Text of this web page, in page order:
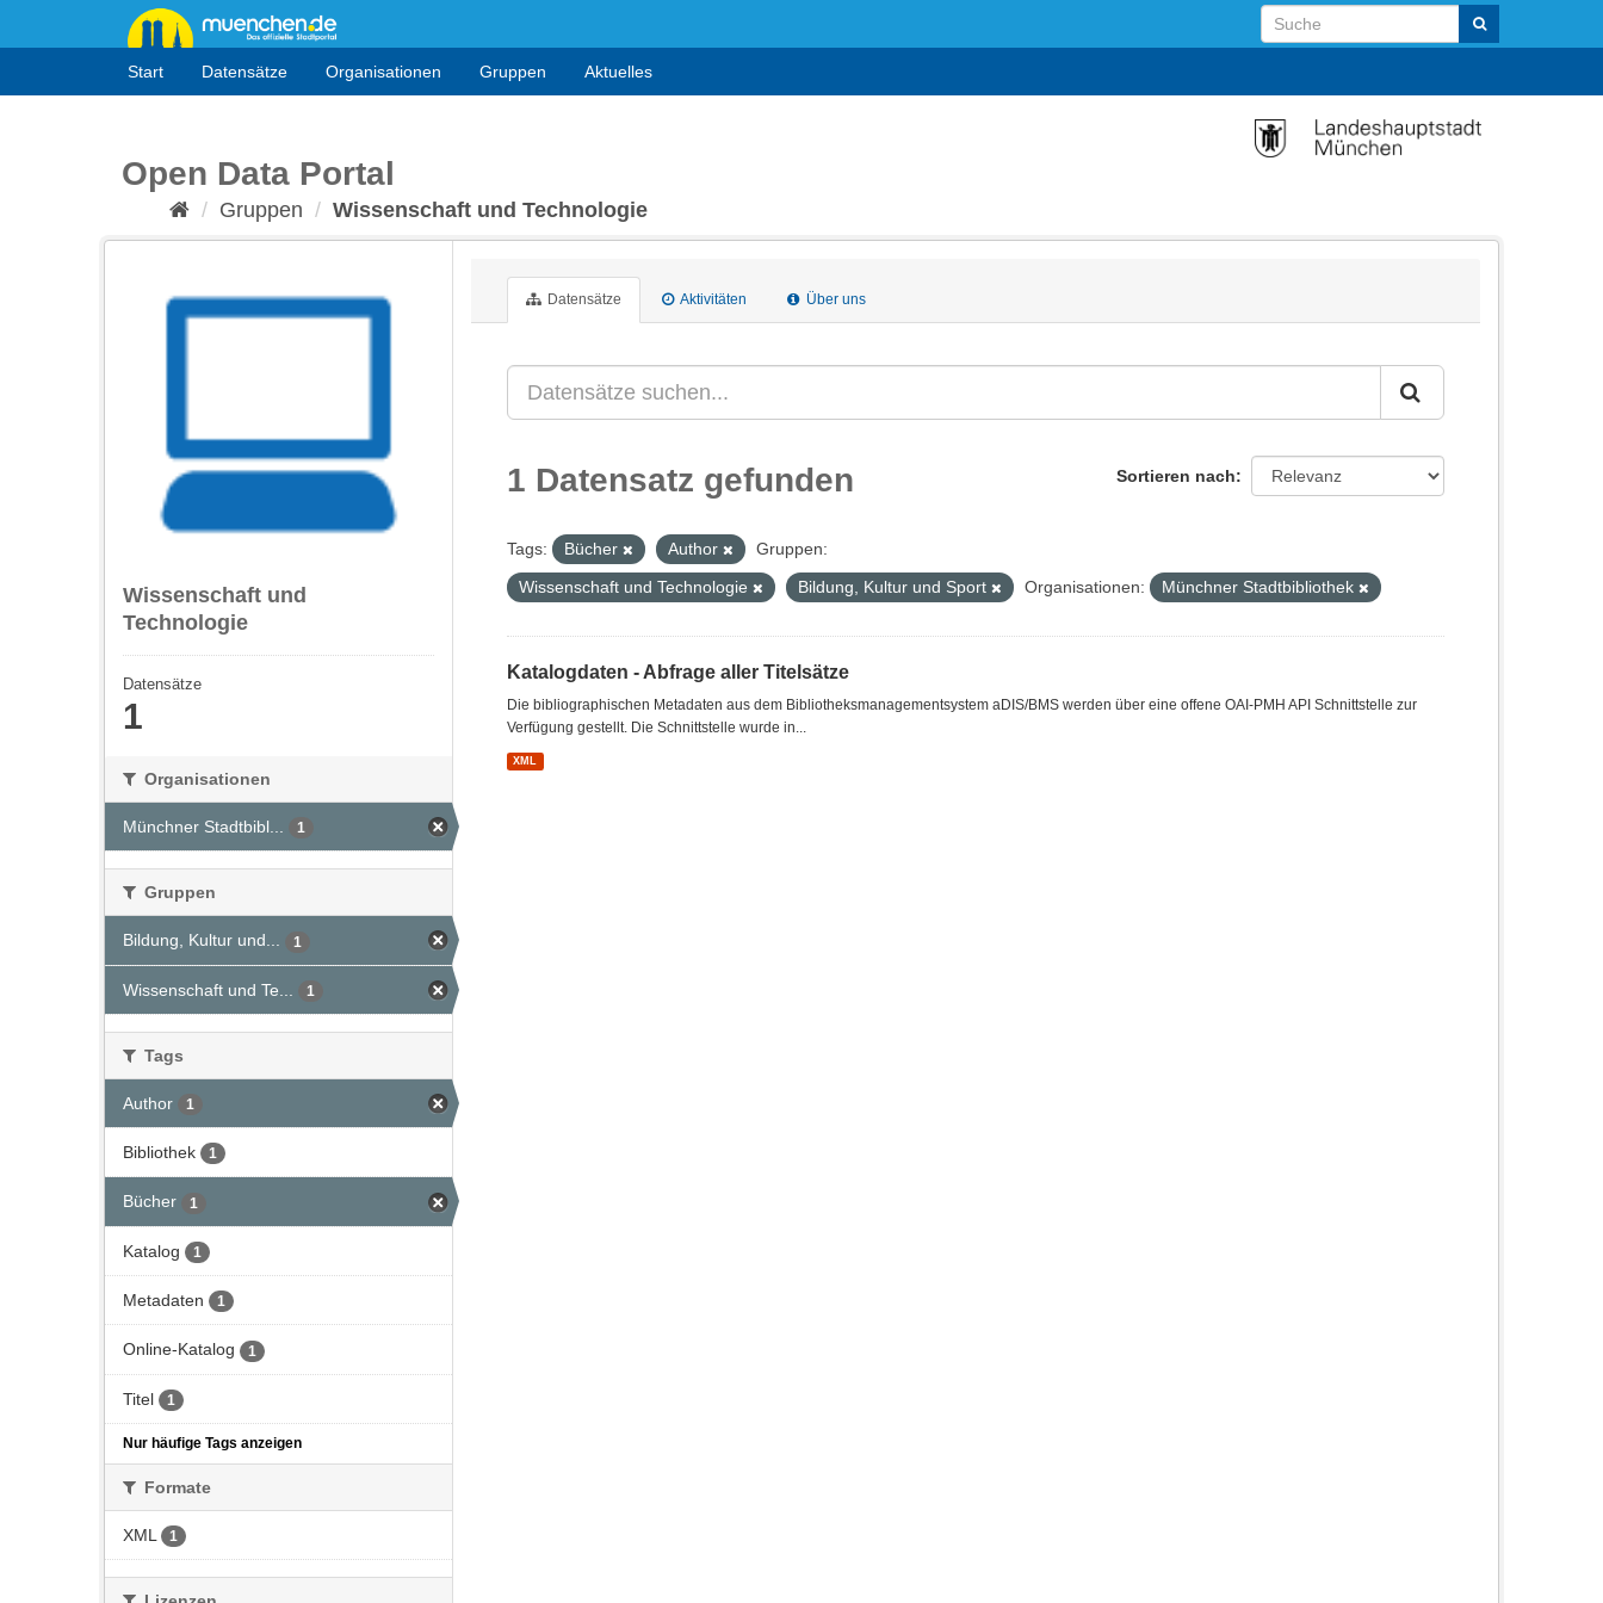
Start Datensätze Organisationen Gruppen Aktuelles
Open Data Portal
Gruppen Wissenschaft und Technologie
Wissenschaft und
Technologie
Datensätze
1
Organisationen
Münchner Stadtbibl... 1
Gruppen
Bildung, Kultur und... 1
Wissenschaft und Te... 1
Tags
Author 1
Bibliothek 1
Bücher 1
Katalog 1
Metadaten 1
Online-Katalog 1
Titel 1
Nur häufige Tags anzeigen
Formate
XML 1
Datensätze Aktivitäten Über uns
Sortieren nach
1 Datensatz gefunden
Tags: Bücher Author
Gruppen:
Wissenschaft und Technologie
Bildung, Kultur und Sport Organisationen: Münchner Stadtbibliothek
Katalogdaten - Abfrage aller Titelsätze
Die bibliographischen Metadaten aus dem Bibliotheksmanagementsystem aDIS/BMS werden über eine offene OAI-PMH API Schnittstelle zur
Verfügung gestellt. Die Schnittstelle wurde in...
XML